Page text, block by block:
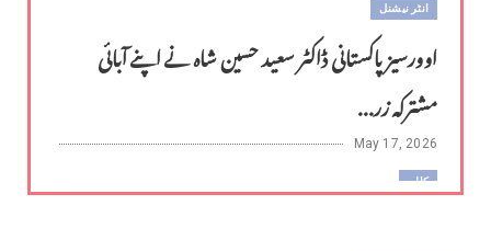
انٹر نیشنل
اوورسیز پاکستانی ڈاکٹر سعید حسین شاہ نے اپنے آبائی
مشترکہ زر...
May 17, 2026
کالم